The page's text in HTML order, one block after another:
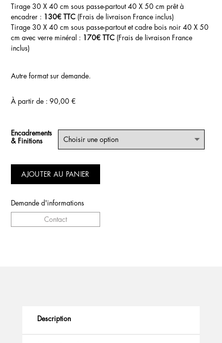
Tirage 30 X 40 cm sous passe-partout 40 X 50 cm prêt à
encadrer :
130€ TTC (Frais de livraison France inclus)
Tirage 30 X 40 cm sous passe-partout et cadre bois noir 40 X 50
cm avec verre minéral :
170€ TTC (Frais de livraison France
inclus)
Autre format sur demande.
À partir de :90,00€
Encadrements
& Finitions
AJOUTER AU PANIER
Demande d'informations
Contact
Description